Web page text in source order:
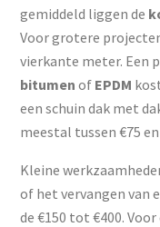
gemiddeld liggen de
Voor grotere
vierkante meter. Een
bitumen of EPDM
een schuin dak met
meestal tussen €75 en
Kleine
of het vervangen van
de €150 tot €400.